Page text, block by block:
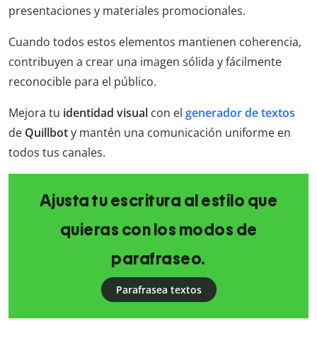
presentaciones y materiales promocionales.
Cuando todos estos elementos mantienen coherencia,
contribuyen a crear una imagen sólida y fácilmente
reconocible para el público.
Mejora tu identidad visual con el generador de textos
de Quillboty mantén una comunicación uniforme en
todos tus canales.
Ajusta tu escritura al estilo que
quieras con los modos de
parafraseo.
Parafrasea textos